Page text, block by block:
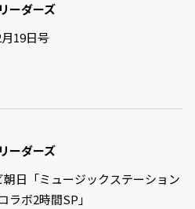
ーダーズ
19日号
ーダーズ
朝日「ミュージックステーション
ラボ2時間SP」